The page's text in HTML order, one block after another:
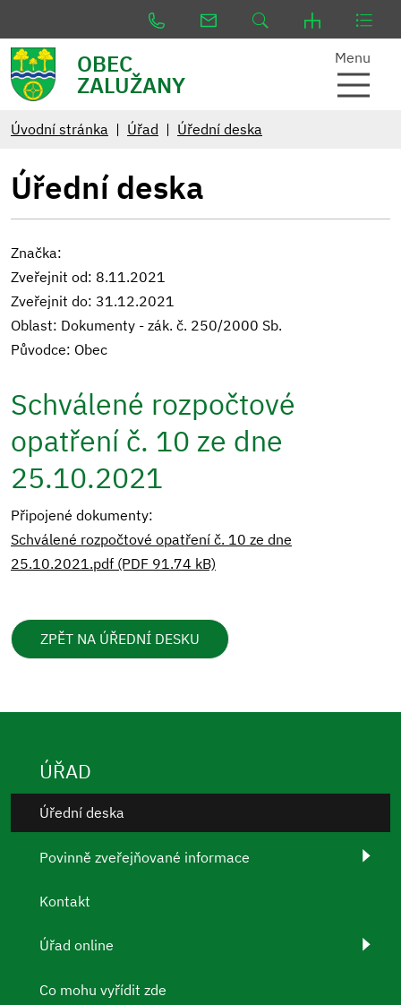
OBEC
ZALUŽANY
Menu
Úvodní stránka Úřad Úřední deska
Úřední deska
Značka:
Zveřejnit od: 8.11.2021
Zveřejnit do: 31.12.2021
Oblast: Dokumenty - zák. č. 250/2000 Sb.
Původce: Obec
Schválené rozpočtové
opatření č. 10 ze dne
25.10.2021
Připojené dokumenty:
Schválené rozpočtové opatření č. 10 ze dne
25.10.2021.pdf (PDF 91.74 kB)
ZPĚT NA ÚŘEDNÍ DESKU
ÚŘAD
Úřední deska
Povinně zveřejňované informace
Kontakt
Úřad online
Co mohu vyřídit zde